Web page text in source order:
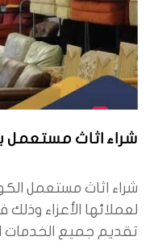
شراء اثاث مستعمل
شراء اثاث مستعمل
لعملائها الأعزاء
تقديم جميع الخدمات